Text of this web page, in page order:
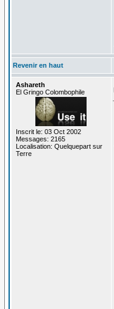
Revenir en haut
Ashareth
El Gringo Colombophile
Inscrit le: 03 Oct 2002
Messages: 2165
Localisation: Quelquepart sur
Terre